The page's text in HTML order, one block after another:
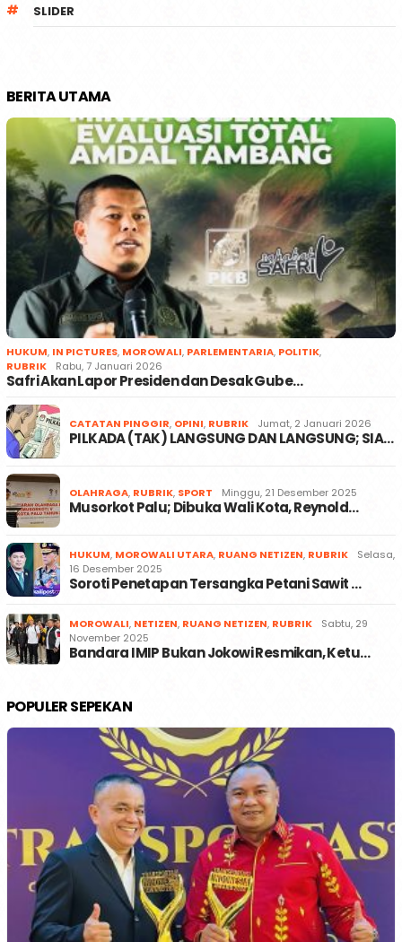
SLIDER
BERITA UTAMA
HUKUM, IN PICTURES, MOROWALI, PARLEMENTARIA, POLITIK,
RUBRIK
Rabu, 7 Januari 2026
Safri Akan Lapor Presiden dan Desak Gube…
CATATAN PINGGIR, OPINI, RUBRIK Jumat, 2 Januari 2026
PILKADA (TAK) LANGSUNG DAN LANGSUNG; SIA…
OLAHRAGA, RUBRIK, SPORT Minggu, 21 Desember 2025
Musorkot Palu; Dibuka Wali Kota, Reynold…
HUKUM, MOROWALI UTARA, RUANG NETIZEN, RUBRIK
Selasa,
16 Desember 2025
Soroti Penetapan Tersangka Petani Sawit …
MOROWALI, NETIZEN, RUANG NETIZEN, RUBRIK
Sabtu, 29
November 2025
Bandara IMIP Bukan Jokowi Resmikan, Ketu…
POPULER SEPEKAN